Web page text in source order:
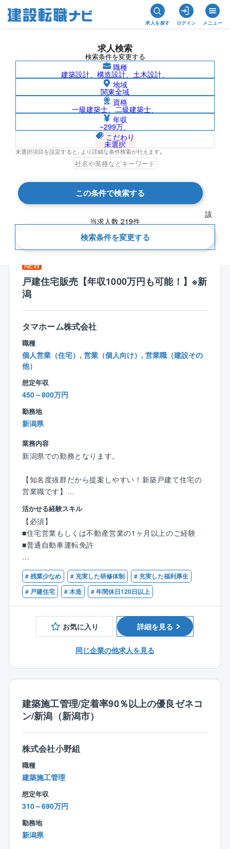
求人を探す ログイン メニュー
求人検索
検索条件を変更する
職種
建築設計、構造設計、土木設計、
地域
関東全域
資格
一級建築士、二級建築士、
年収
~299万、
こだわり
未選択
未選択項目を設定すると､より詳細な条件検索が行えます｡
この条件で検索する
該
当求人数 219件
検索条件を変更する
新潟県の求人検索結果一覧
検索結果 219 件
現在の検索条件
NEW
戸建住宅販売【年収1000万円も可能！】※新
潟
タマホーム株式会社
職種
個人営業（住宅）, 営業（個人向け）, 営業職（建設その
他）
想定年収
450～800万円
勤務地
新潟県
業務内容
新潟県での勤務となります。
【知名度抜群だから提案しやすい！新築戸建て住宅の
営業職です】
モデルハウスに来場されたお客様へ、同社の住宅をご
提案していただきます。
【具体的には】
●住宅に関するご希望のヒアリング、プラン作成
●住宅建設地の敷地調査、現地調査、役所調査
●住宅ローンのご相談等
来場からお引渡まで、すべてをプロデュースしていた
だきます。
これまでのご経験を存分に発揮していただける環境を
整えています。
【タマホーム営業職魅力ポイント】
★より良いものを安く
業界相場を下回るタマホーム価格
国産材使用率74.1%
★圧倒的な集客力
一人当たり契約数平均（年間）10.25棟（約10棟）
★条件
年間休日120日
【インセンティブ制度】
■毎月支給
■請負金額×歩合率という分かり易さ
活かせる経験スキル
【必須】
■住宅営業もしくは不動産営業の1ヶ月以上のご経験
■普通自動車運転免許
【歓迎】
■何らかの営業経験5年以上がある方
■宅地建物取引士の資格保有者
# 残業少なめ # 充実した研修体制
# 充実した福利厚生
# 戸建住宅
# 木造 # 年間休日120日以上
お気に入り 詳細を見る
同じ企業の他求人を見る
建築施工管理/定着率90％以上の優良ゼネコ
ン/新潟（新潟市）
株式会社小野組
職種
建築施工管理
想定年収
310～690万円
勤務地
新潟県